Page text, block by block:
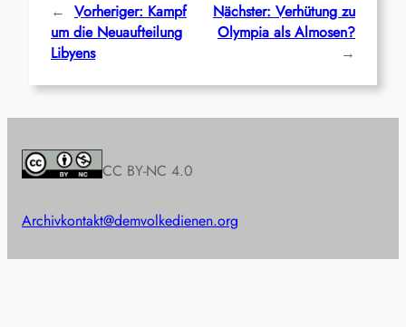
← Vorheriger: Kampf
um die Neuaufteilung
Libyens
Nächster: Verhütung zu
Olympia als Almosen?
→
CC BY-NC 4.0
Archivkontakt@demvolkedienen.org